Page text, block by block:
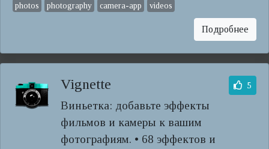
photos photography camera-app videos
Подробнее
Vignette
Виньетка: добавьте эффекты
фильмов и камеры к вашим
фотографиям. • 68 эффектов и
5